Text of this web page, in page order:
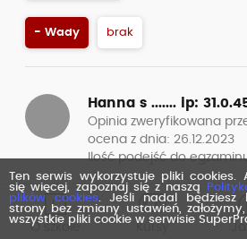
O szkole
- Wady brak
Hanna s ....... ip:
Opinia zweryfikowana
ocena z dnia: 26.12.2023
Ilość podejść do
Ocena ogólna
Kategoria
B
Ten serwis wykorzystuje pliki cookies.
się więcej, zapoznaj się z naszą
plików cookies. Jeśli nadal będziesz
strony bez zmiany ustawień,
wszystkie pliki cookie w serwisie